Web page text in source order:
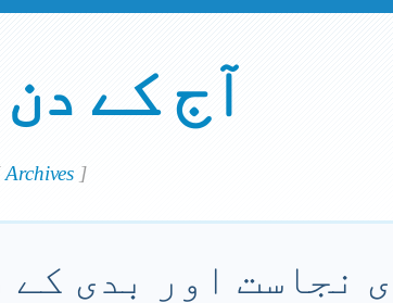
آج کے
Archives ]
نجاست اور بدی کے